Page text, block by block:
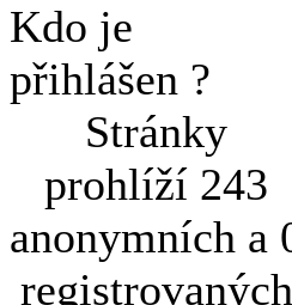
Kdo je
přihlášen ?
Stránky
prohlíží 243
anonymních a
registrovaných